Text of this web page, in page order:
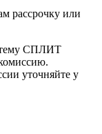
рассрочку или
СПЛИТ
уточняйте у